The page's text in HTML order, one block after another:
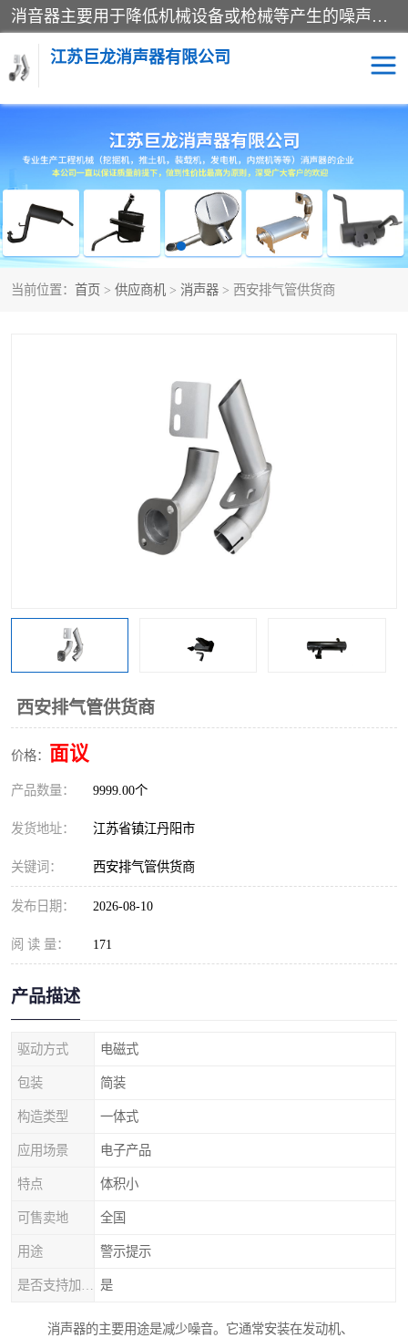
消音器主要用于降低机械设备或枪械等产生的噪声。它通过阻尼或增加排气面积来降低排气速度和功率，从而降低噪声。常见的消音器类型包括阻性消声器、抗性消声器、共振消声器以及阻抗复合式消声器等。这些消音器各有特点，适用于不同频率的噪声消除。
江苏巨龙消声器有限公司
当前位置： 首页 > 供应商机 > 消声器 > 西安排气管供货商
西安排气管供货商
价格： 面议
产品数量： 9999.00个
发货地址： 江苏省镇江丹阳市
关键词： 西安排气管供货商
发布日期： 2026-08-10
阅 读 量： 171
产品描述
驱动方式 电磁式
包装 简装
构造类型 一体式
应用场景 电子产品
特点 体积小
可售卖地 全国
用途 警示提示
是
消声器的主要用途是减少噪音。它通常安装在发动机、
消声器